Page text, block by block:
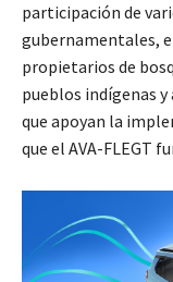
participación de
gubernamentales,
propietarios de
pueblos indígenas
que apoyan la
que el AVA-FLEGT